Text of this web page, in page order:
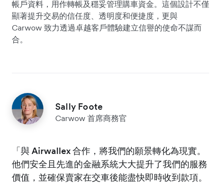
帳戶資料，用作轉帳及穩妥管理購車資金。這個設計不僅
顯著提升交易的信任度、透明度和便捷度，更與
Carwow 致力透過卓越客戶體驗建立信譽的使命不謀而
合。
Sally Foote
Carwow 首席商務官
「與 Airwallex 合作，將我們的願景轉化為現實。
他們安全且先進的金融系統大大提升了我們的服務
價值，並確保賣家在交車後能盡快即時收到款項。